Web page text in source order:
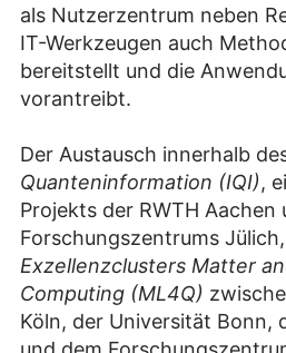
als Nutzerzentrum neben
IT-Werkzeugen auch
bereitstellt und die
vorantreibt.
Der Austausch innerhalb
Quanteninformation (IQI),
Projekts der RWTH Aachen
Forschungszentrums
Exzellenzclusters Matter
Computing (ML4Q)
Köln, der Universität Bonn,